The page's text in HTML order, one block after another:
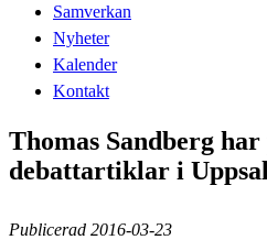
Samverkan
Nyheter
Kalender
Kontakt
Thomas Sandberg
debattartiklar i
Publicerad 2016-03-23